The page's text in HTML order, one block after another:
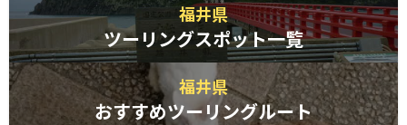
福井県
ツーリングスポット一覧
福井県
おすすめツーリングルート